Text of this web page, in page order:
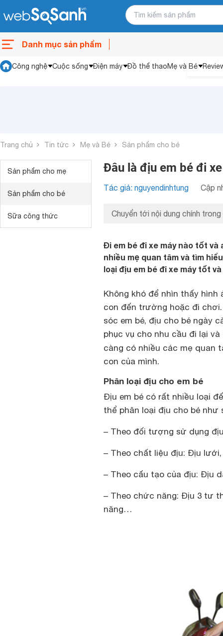
Danh mục sản phẩm
Công nghệ Cuộc sống Điện máy Đồ thể thaoMẹ và Bé
Trang chủ Tin tức Mẹ và Bé Sản phẩm cho bé
Sản phẩm cho mẹ
Sản phẩm cho bé
Sữa công thức
Đâu là địu em bé đi
Tác giả: nguyendinhtung Cập
Chuyển tới nội dung chính trong
Đi em bé đi xe máy nào tốt
nhiều mẹ quan tâm và tìm
loại địu em bé đi xe máy tốt
Không khó để nhìn thấy
con đến trường hoặc đi
sóc em bé, địu cho bé ngày
phục vụ cho nhu cầu đi lại
càng có nhiều các mẹ quan
con của mình.
Phân loại địu cho em bé
Địu em bé có rất nhiều loại
thể phân loại địu cho bé như
– Theo đối tượng sử dụng
– Theo chất liệu địu: Địu lưới,
– Theo cấu tạo của địu: Địu
– Theo chức năng: Địu 3 tư
năng…